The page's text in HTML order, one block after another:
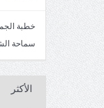
سماحة
الأكثر